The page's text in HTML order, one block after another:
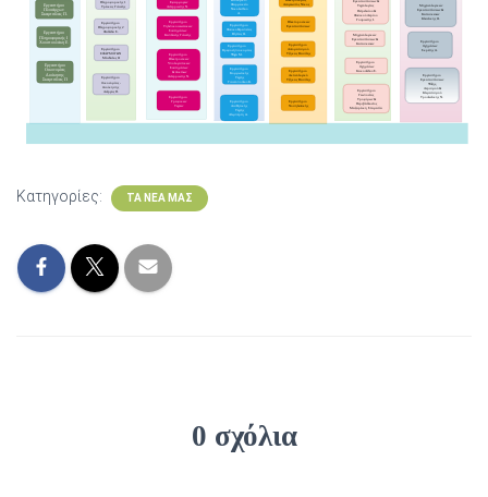
Εργαστήριο
ΕΦΑΡΜΟΓΩΝ
Μάνδαλος Θ
Εργαστήριο
Οικονομίας -
Διοίκησης
Ανέργας Π.
Εφαρμογών
Αντερριώτης Ν.
Εργαστήριο
Τηλεπικοινωνιακών
Συστημάτων
Καπλάνης Γιάννης
Εργαστήριο
Ηλεκτρονικών
Υπολογιστικών
Συστημάτων
& Δικτύων
Αντερριώτης Ν.
Εργαστήριο
Γραφικών
Τεχνών
Φαρμακείο
Νικολαϊδου
Α.
Εργαστήριο
Φυσικοθεραπείας
Βήττας Θ.
Εργαστήριο
Βρεφονηπιοκομίας
Ψύχα Μ.
Εργαστήριο
Κομμωτικής
Τέχνης
Γιαννοπούλου Κ.
Αναγνωστός Νίκος
Ηλεκτορονικών
Εγκαταστάσεων
Εργαστήριο
Αυτοματισμού
Τζήκας Βασίλης
Εργαστήριο
Ακτινολογικό
Τζήκας Βασίλης
Εργαστήριο
Νοσηλευτικής
Εγκαταστάσεων &
Τεχνολογίας
Πετρελαίου &
Φυσικού Αερίου
Γουριώτης Ι.
Μηχανολογικών
Εγκαταστάσεων &
Κατασκευών
Εργαστήριο
Οχημάτων
Κακουλίδου Σ.
Μηχανολογικών
Εγκαταστάσεων &
Κατασκευών
Κλεινάκης Θ.
Εργαστήριο
Οχημάτων
Σκρέτης Δ.
Εργαστήριο
Εγκαταστάσεων
Ψύξης,
Αερισμού &
Κλιματισμού
Τρουλινάκης Ν.
Πληροφορικής 1
Τράκας Γιάννης
Εργαστήριο
Πληροφορικής 2
Φαλλίδα Σ.
Εργαστήριο
Πλοιάρχων
Σκαρτσίλας Π.
Εργαστήριο
Πληροφορικής Ι
Χουστουλάκη Ε
Εργαστήριο
Οικονομίας
Διοίκησης
Σκαρτσίλας Π
Εργαστήριο
Αισθητικής
Τέχνης
Αλιμπέρτη Δ.
Εργαστήριο
Γεωπονίας
Τροφίμων &
Περιβάλλοντος
Μαζαράκη Σταματία
Κατηγορίες: ΤΑ ΝΈΑ ΜΑΣ
0 σχόλια